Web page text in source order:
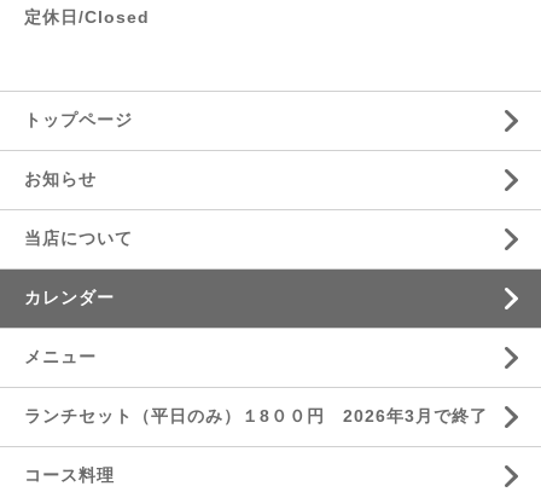
定休日/Closed
トップページ
お知らせ
当店について
カレンダー
メニュー
ランチセット（平日のみ）１8００円 2026年3月で終了
コース料理